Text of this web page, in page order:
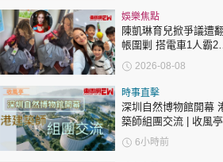
所有 . 不得轉載 ©Eastweek.com.hk. All rights
娛樂焦點
陳凱琳育兒掀爭議遭
帳圍剿 搭電車1人霸2
位 被轟自私欠公德心
指反應過度不公平
2026-08-08
時事直擊
深圳自然博物館開幕
築師組團交流 | 收風亭
6小時前